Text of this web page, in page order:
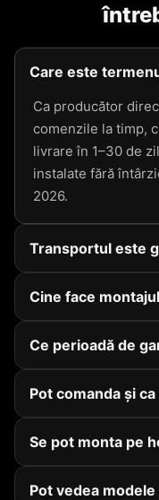
Care este
Ca producător
comenzile la timp,
livrare în 1–30 de
instalate fără
2026.
Transportul este
Cine face
Ce perioadă de
Pot comanda și
Se pot monta pe
Pot vedea